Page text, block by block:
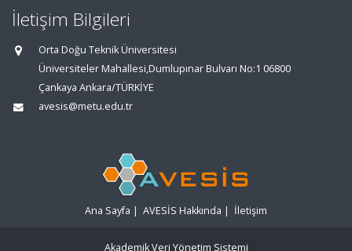
İletişim Bilgileri
Orta Doğu Teknik Üniversitesi
Üniversiteler Mahallesi,Dumlupınar Bulvarı No:1 06800
Çankaya Ankara/TÜRKİYE
avesis@metu.edu.tr
Ana Sayfa | AVESİS Hakkında | İletişim
Akademik Veri Yönetim Sistemi